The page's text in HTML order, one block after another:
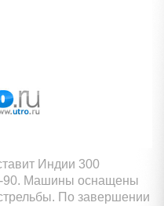
Индии 300
90. Машины оснащены
По завершении